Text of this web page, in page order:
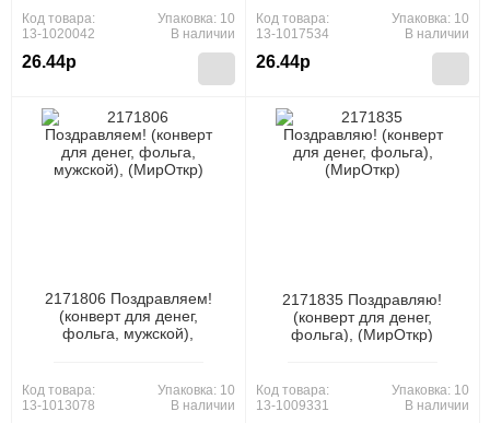
Код товара:
13-1020042
26.44р
Упаковка: 10
В наличии
Код товара:
13-1017534
26.44р
Упаковка: 10
В наличии
2171806 Поздравляем!
(конверт для денег,
фольга, мужской),
Код товара:
13-1013078
Упаковка: 10
В наличии
2171835 Поздравляю!
(конверт для денег,
фольга), (МирОткр)
Код товара:
13-1009331
Упаковка: 10
В наличии